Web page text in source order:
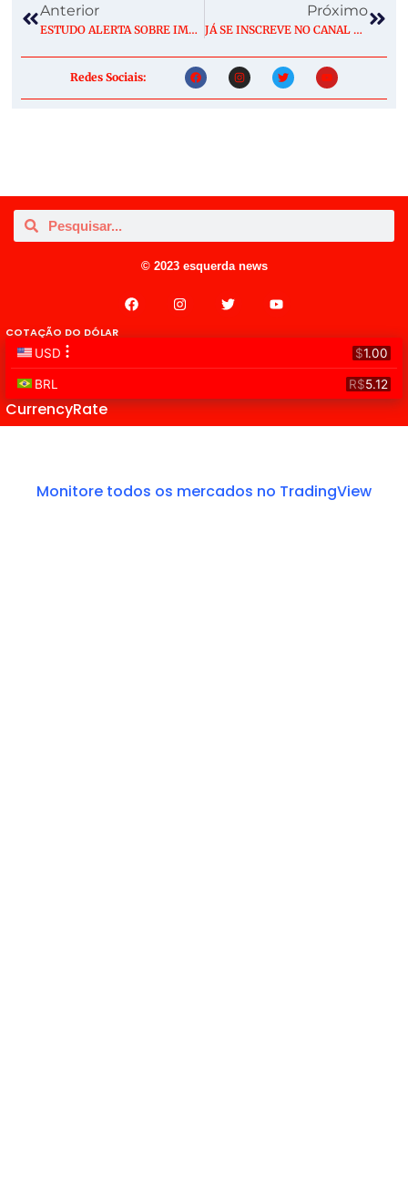
Anterior
ESTUDO ALERTA SOBRE IMPACTO DAS MUDANÇAS CLIMÁTICAS NA RESTAURAÇÃO ECOLÓGICA
Próximo
JÁ SE INSCREVE NO CANAL E SIGA @LUANVIANA NO INSTAGRAM!
Redes Sociais:
© 2023 esquerda news
COTAÇÃO DO DÓLAR
CurrencyRate
Monitore todos os mercados no TradingView